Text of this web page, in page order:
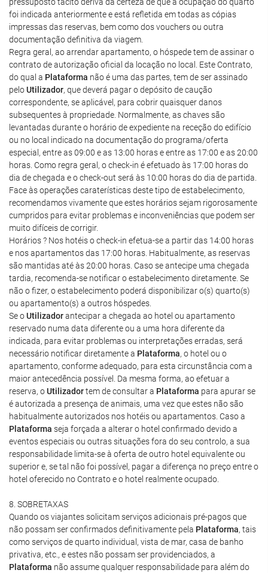
foi indicada anteriormente e está refletida em todas as cópias
impressas das reservas, bem como dos vouchers ou outra
documentação definitiva da viagem.
Regra geral, ao arrendar apartamento, o hóspede tem de assinar o
contrato de autorização oficial da locação no local. Este Contrato,
do qual a Plataforma não é uma das partes, tem de ser assinado
peloUtilizador, que deverá pagar o depósito de caução
correspondente, se aplicável, para cobrir quaisquer danos
subsequentes à propriedade. Normalmente, as chaves são
levantadas durante o horário de expediente na receção do edifício
ou no local indicado na documentação do programa/oferta
especial, entre as 09:00 e as 13:00 horas e entre as 17:00 e as 20:00
horas. Como regra geral, o check-in é efetuado às 17:00 horas do
dia de chegada e o check-out será às 10:00 horas do dia de partida.
Face às operações caraterísticas deste tipo de estabelecimento,
recomendamos vivamente que estes horários sejam rigorosamente
cumpridos para evitar problemas e inconveniências que podem ser
muito difíceis de corrigir.
Horários ? Nos hotéis o check-in efetua-se a partir das 14:00 horas
e nos apartamentos das 17:00 horas. Habitualmente, as reservas
são mantidas até às 20:00 horas. Caso se antecipe uma chegada
tardia, recomenda-se notificar o estabelecimento diretamente. Se
não o fizer, o estabelecimento poderá disponibilizar o(s) quarto(s)
ou apartamento(s) a outros hóspedes.
Se oUtilizadorantecipar a chegada ao hotel ou apartamento
reservado numa data diferente ou a uma hora diferente da
indicada, para evitar problemas ou interpretações erradas, será
necessário notificar diretamente a Plataforma, o hotel ou o
apartamento, conforme adequado, para esta circunstância com a
maior antecedência possível. Da mesma forma, ao efetuar a
reserva, oUtilizadortem de consultar a Plataforma para apurar se
é autorizada a presença de animais, uma vez que estes não são
habitualmente autorizados nos hotéis ou apartamentos. Caso a
Plataforma seja forçada a alterar o hotel confirmado devido a
eventos especiais ou outras situações fora do seu controlo, a sua
responsabilidade limita-se à oferta de outro hotel equivalente ou
superior e, se tal não foi possível, pagar a diferença no preço entre o
hotel oferecido no Contrato e o hotel realmente ocupado.
8. SOBRETAXAS
Quando os viajantes solicitam serviços adicionais pré-pagos que
não possam ser confirmados definitivamente pela Plataforma, tais
como serviços de quarto individual, vista de mar, casa de banho
privativa, etc., e estes não possam ser providenciados, a
Plataforma não assume qualquer responsabilidade para além do